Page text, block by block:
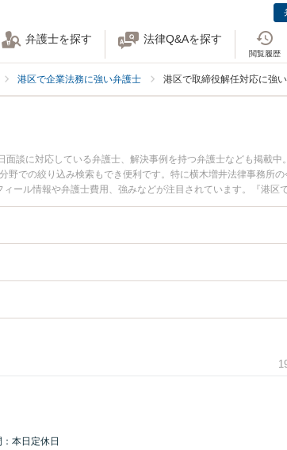
弁護士を探す 法律Q&Aを探す
閲覧履歴
港区で企業法務に強い弁護士 港区で取締役解任対応に強
談に対応している弁護士、解決事例を持つ弁護士なども掲載中
での絞り込み検索もでき便利です。特に横木増井法律事務所
ール情報や弁護士費用、強みなどが注目されています。『港区
決の実績豊富な近くの弁護士を検索したい』『初回相談無料
本日定休日